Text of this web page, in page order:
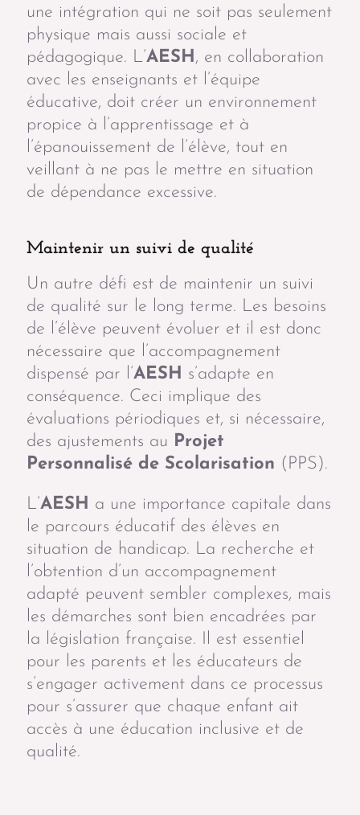
une intégration qui ne soit pas seulement
physique mais aussi sociale et
pédagogique. L’AESH, en collaboration
avec les enseignants et l’équipe
éducative, doit créer un environnement
propice à l’apprentissage et à
l’épanouissement de l’élève, tout en
veillant à ne pas le mettre en situation
de dépendance excessive.
Maintenir un suivi de qualité
Un autre défi est de maintenir un suivi
de qualité sur le long terme. Les besoins
de l’élève peuvent évoluer et il est donc
nécessaire que l’accompagnement
dispensé par l’AESH s’adapte en
conséquence. Ceci implique des
évaluations périodiques et, si nécessaire,
des ajustements au Projet
Personnalisé de Scolarisation (PPS).
L’AESH a une importance capitale dans
le parcours éducatif des élèves en
situation de handicap. La recherche et
l’obtention d’un accompagnement
adapté peuvent sembler complexes, mais
les démarches sont bien encadrées par
la législation française. Il est essentiel
pour les parents et les éducateurs de
s’engager activement dans ce processus
pour s’assurer que chaque enfant ait
accès à une éducation inclusive et de
qualité.